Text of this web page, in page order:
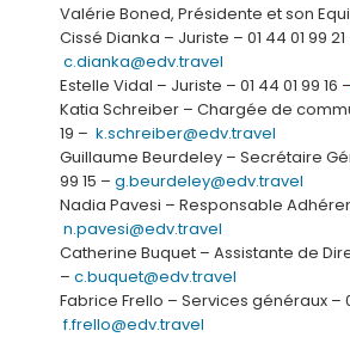
Valérie Boned, Présidente et son
Cissé Dianka – Juriste – 01 44 01 99 21
c.dianka@edv.travel
Estelle Vidal – Juriste – 01 44 01 99 16 –
Katia Schreiber – Chargée de
19 – k.schreiber@edv.travel
Guillaume Beurdeley – Secrétaire
99 15 – g.beurdeley@edv.travel
Nadia Pavesi – Responsable
n.pavesi@edv.travel
Catherine Buquet – Assistante de
– c.buquet@edv.travel
Fabrice Frello – Services généraux –
f.frello@edv.travel